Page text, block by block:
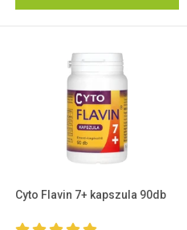
Cyto Flavin 7+ kapszula 90db